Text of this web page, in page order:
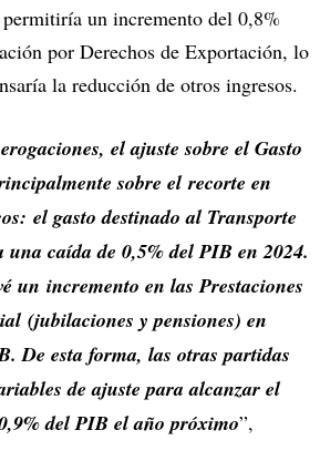
permitiría un incremento del 0,8%
por Derechos de Exportación, lo
la reducción de otros ingresos.
el ajuste sobre el Gasto
sobre el recorte en
el gasto destinado al Transporte
caída de 0,5% del PIB en 2024.
un incremento en las Prestaciones
(jubilaciones y pensiones) en
De esta forma, las otras partidas
de ajuste para alcanzar el
del PIB el año próximo”,